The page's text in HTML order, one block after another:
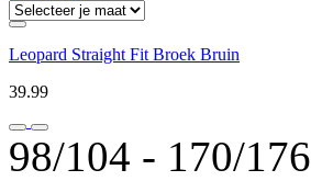
Leopard Straight Fit Broek Bruin
39.99
98/104 ‐ 170/176